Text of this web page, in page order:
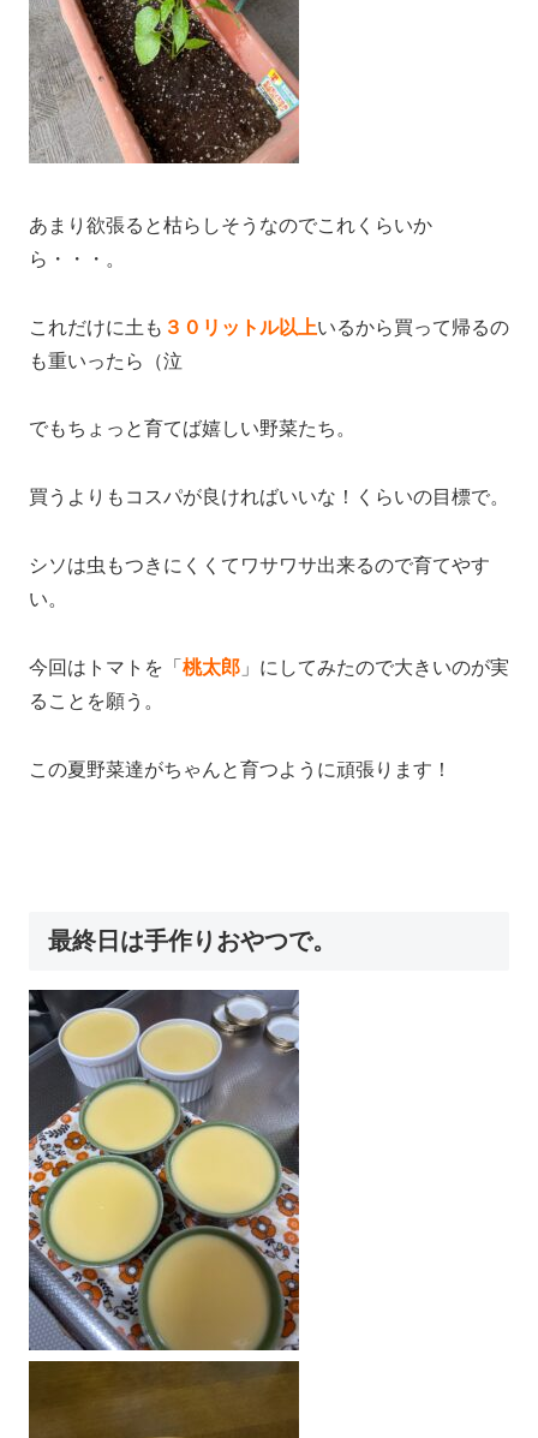
あまり欲張ると枯らしそうなのでこれくらいか
ら・・・。
これだけに土も ３０リットル以上いるから買って帰るの
も重いったら（泣
でもちょっと育てば嬉しい野菜たち。
買うよりもコスパが良ければいいな！くらいの目標で。
シソは虫もつきにくくてワサワサ出来るので育てやす
い。
今回はトマトを「 桃太郎 」にしてみたので大きいのが実
ることを願う。
この夏野菜達がちゃんと育つように頑張ります！
最終日は手作りおやつで。